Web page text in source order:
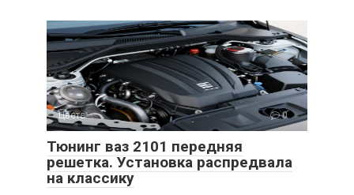
Цвета 0
Тюнинг ваз 2101 передняя
решетка. Установка распредвала
на классику